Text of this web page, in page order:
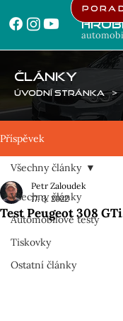
ČLÁNKY
Úvodní stránka >
Příspěvek
Všechny články
Automobilové testy
Tiskovky
Ostatní články
Všechny články
Test Peugeot 308
Petr Zaloudek
17. 3. 2022